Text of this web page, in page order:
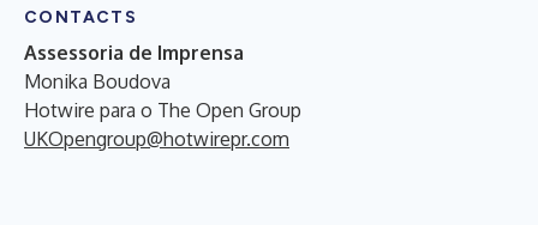
CONTACTS
Assessoria de Imprensa
Monika Boudova
Hotwire para o The Open Group
UKOpengroup@hotwirepr.com